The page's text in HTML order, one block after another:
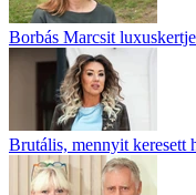
Borbás Marcsit
Brutális, mennyit keresett